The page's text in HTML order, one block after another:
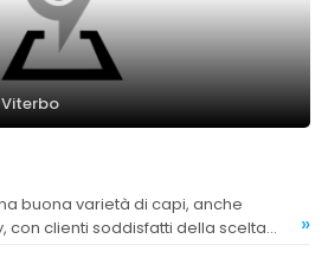
Viterbo
con clienti soddisfatti della scelta
»